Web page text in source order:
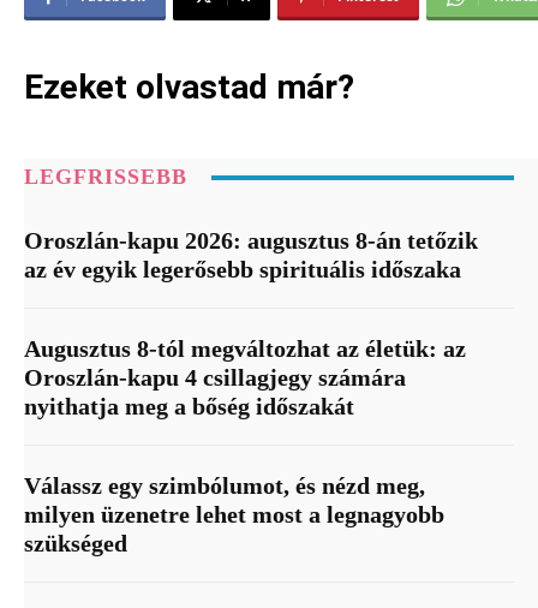
Ezeket olvastad már?
LEGFRISSEBB
Oroszlán-kapu 2026: augusztus 8-án tetőzik
az év egyik legerősebb spirituális időszaka
Augusztus 8-tól megváltozhat az életük: az
Oroszlán-kapu 4 csillagjegy számára
nyithatja meg a bőség időszakát
Válassz egy szimbólumot, és nézd meg,
milyen üzenetre lehet most a legnagyobb
szükséged